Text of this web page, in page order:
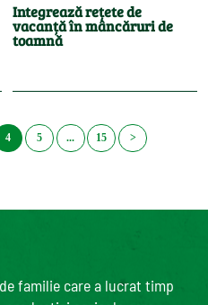
Integrează rețete de
vacanță în mâncăruri de
toamnă
4 5 ... 15 >
familie care a lucrat timp